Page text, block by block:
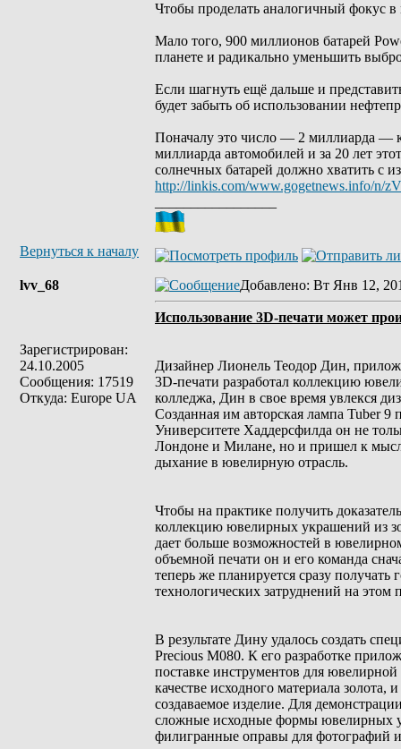
Чтобы проделать аналогичный фокус
Мало того, 900 миллионов батарей
планете и радикально уменьшить
Если шагнуть ещё дальше и
будет забыть об использовании
Поначалу это число — 2 миллиарда —
миллиарда автомобилей и за 20 лет
солнечных батарей должно хватить с
http://linkis.com/www.gogetnews.info/n/
Вернуться к началу
lvv_68
Зарегистрирован:
24.10.2005
Сообщения: 17519
Откуда: Europe UA
Добавлено: Вт Янв 12,
Использование 3D-печати может
Дизайнер Лионель Теодор Дин,
3D-печати разработал коллекцию
колледжа, Дин в свое время увлекся
Созданная им авторская лампа Tuber
Университете Хаддерсфилда он не
Лондоне и Милане, но и пришел к
дыхание в ювелирную отрасль.
Чтобы на практике получить
коллекцию ювелирных украшений из
дает больше возможностей в
объемной печати он и его команда
теперь же планируется сразу
технологических затруднений на
В результате Дину удалось создать
Precious M080. К его разработке
поставке инструментов для
качестве исходного материала золота,
создаваемое изделие. Для
сложные исходные формы ювелирных
филигранные оправы для фотографий